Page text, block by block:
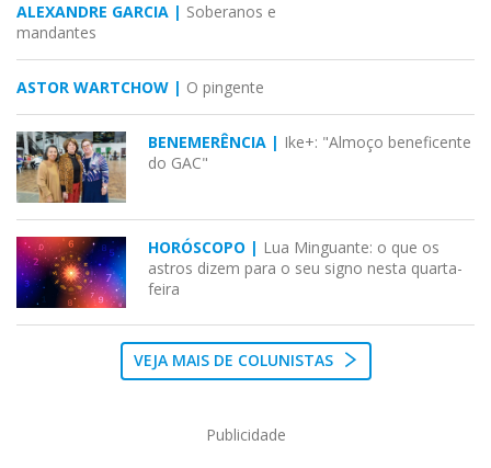
ALEXANDRE GARCIA | Soberanos e
mandantes
ASTOR WARTCHOW | O pingente
BENEMERÊNCIA | Ike+: "Almoço beneficente
do GAC"
HORÓSCOPO | Lua Minguante: o que os
astros dizem para o seu signo nesta quarta-
feira
VEJA MAIS DE COLUNISTAS
Publicidade